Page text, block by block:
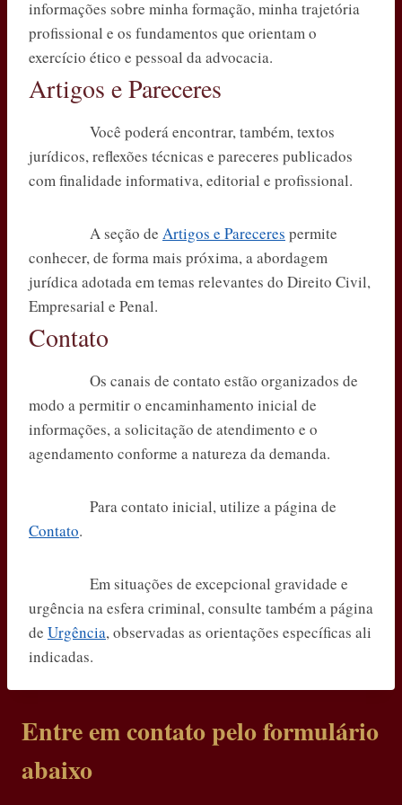
informações sobre minha formação, minha trajetória
profissional e os fundamentos que orientam o
exercício ético e pessoal da advocacia.
Artigos e Pareceres
Você poderá encontrar, também, textos
jurídicos, reflexões técnicas e pareceres publicados
com finalidade informativa, editorial e profissional.
A seção de Artigos e Pareceres permite
conhecer, de forma mais próxima, a abordagem
jurídica adotada em temas relevantes do Direito Civil,
Empresarial e Penal.
Contato
Os canais de contato estão organizados de
modo a permitir o encaminhamento inicial de
informações, a solicitação de atendimento e o
agendamento conforme a natureza da demanda.
Para contato inicial, utilize a página de
Contato.
Em situações de excepcional gravidade e
urgência na esfera criminal, consulte também a página
de Urgência, observadas as orientações específicas ali
indicadas.
Entre em contato pelo formulário
abaixo